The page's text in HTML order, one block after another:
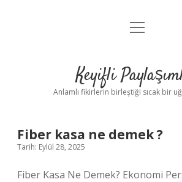
Anasayfa
Yasal Uyarı
menüyü
Keyifli
Anlamlı fikirlerin birleştiği sıcak bir
Fiber kasa ne demek ?
Tarih: Eylül 28, 2025
Fiber Kasa Ne Demek? Ekonomi